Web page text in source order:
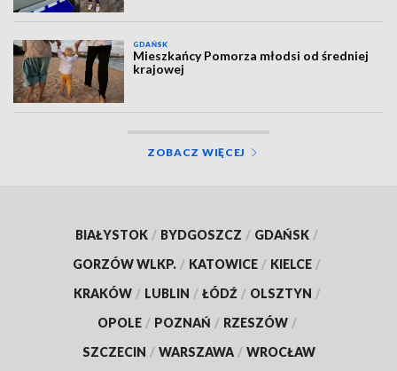
GDAŃSK
Mieszkańcy Pomorza młodsi od średniej
krajowej
ZOBACZ WIĘCEJ
BIAŁYSTOK / BYDGOSZCZ / GDAŃSK /
GORZÓW WLKP. / KATOWICE / KIELCE /
KRAKÓW / LUBLIN / ŁÓDŹ / OLSZTYN /
OPOLE / POZNAŃ / RZESZÓW /
SZCZECIN / WARSZAWA / WROCŁAW